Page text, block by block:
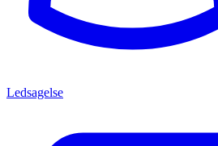
Ledsagelse